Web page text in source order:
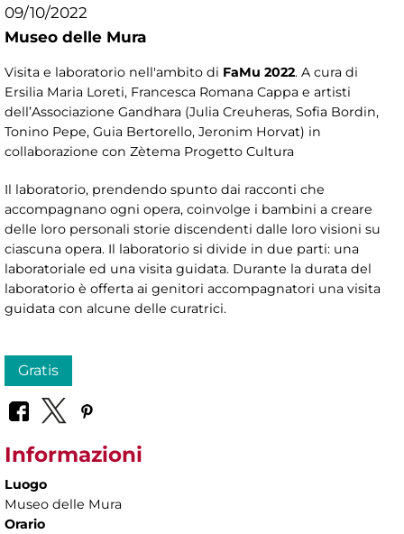
09/10/2022
Museo delle Mura
Visita e laboratorio nell'ambito di FaMu 2022. A cura di
Ersilia Maria Loreti, Francesca Romana Cappa e artisti
dell’Associazione Gandhara (Julia Creuheras, Sofia Bordin,
Tonino Pepe, Guia Bertorello, Jeronim Horvat) in
collaborazione con Zètema Progetto Cultura
Il laboratorio, prendendo spunto dai racconti che
accompagnano ogni opera, coinvolge i bambini a creare
delle loro personali storie discendenti dalle loro visioni su
ciascuna opera. Il laboratorio si divide in due parti: una
laboratoriale ed una visita guidata. Durante la durata del
laboratorio è offerta ai genitori accompagnatori una visita
guidata con alcune delle curatrici.
Gratis
Informazioni
Luogo
Museo delle Mura
Orario